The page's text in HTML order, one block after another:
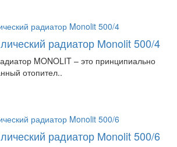
радиатор Monolit 500/4
MONOLIT – это принципиально
отопител..
радиатор Monolit 500/6